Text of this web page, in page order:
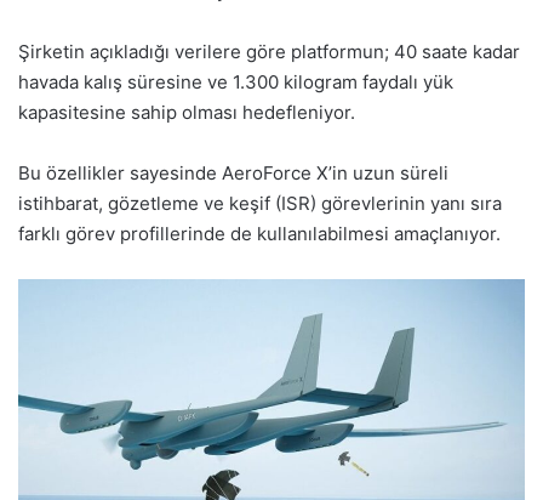
Şirketin açıkladığı verilere göre platformun; 40 saate kadar
havada kalış süresine ve 1.300 kilogram faydalı yük
kapasitesine sahip olması hedefleniyor.
Bu özellikler sayesinde AeroForce X’in uzun süreli
istihbarat, gözetleme ve keşif (ISR) görevlerinin yanı sıra
farklı görev profillerinde de kullanılabilmesi amaçlanıyor.